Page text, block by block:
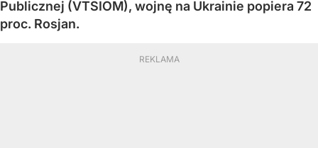
Publicznej (VTSIOM), wojnę na Ukrainie popiera 72
proc. Rosjan.